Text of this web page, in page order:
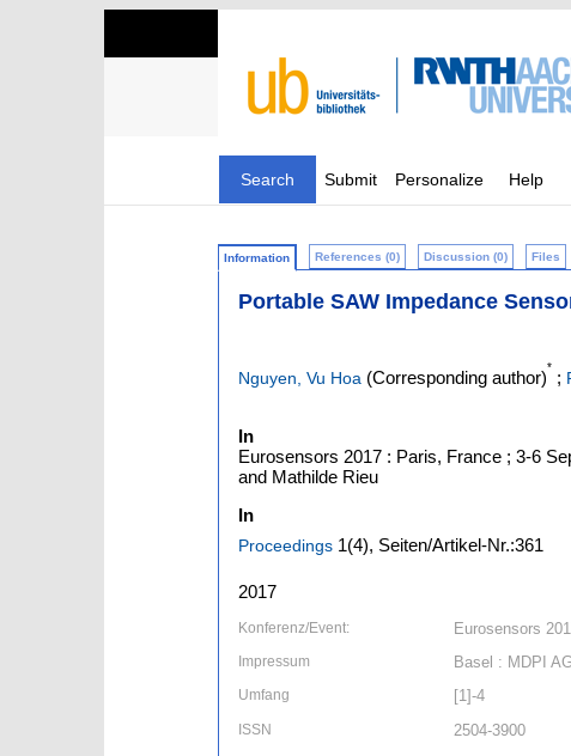
Search Submit Personalize Help
Information References (0) Discussion (0) Files
Portable SAW Impedance
Nguyen, Vu Hoa (Corresponding author)
*
;
In
Eurosensors 2017 : Paris, France ; 3-6
and Mathilde Rieu
In
Proceedings 1(4), Seiten/Artikel-Nr.:361
2017
Konferenz/Event: Eurosensors
Impressum Basel : MDPI AG
Umfang [1]-4
ISSN 2504-3900